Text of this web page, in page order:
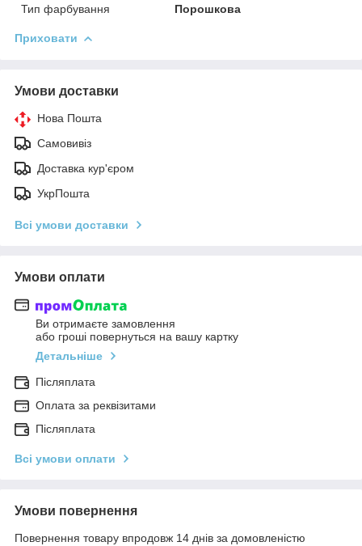
Тип фарбування
Порошкова
Приховати
Умови доставки
Нова Пошта
Самовивіз
Доставка кур'єром
УкрПошта
Всі умови доставки
Умови оплати
Ви отримаєте замовлення
або гроші повернуться на вашу картку
Детальніше
Післяплата
Оплата за реквізитами
Післяплата
Всі умови оплати
Умови повернення
Повернення товару впродовж 14 днів за домовленістю